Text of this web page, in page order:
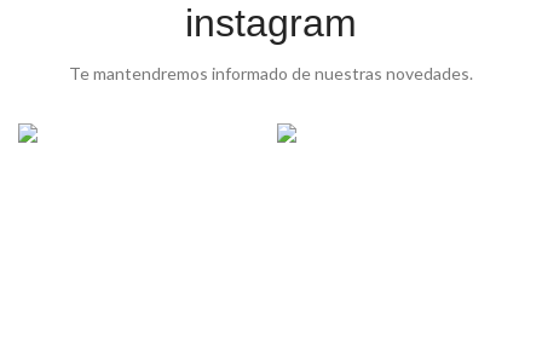
instagram
Te mantendremos informado de nuestras novedades.